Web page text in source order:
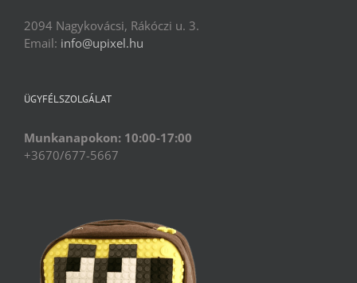
2094 Nagykovácsi, Rákóczi u. 3.
Email: info@upixel.hu
ÜGYFÉLSZOLGÁLAT
Munkanapokon: 10:00-17:00
+3670/677-5667